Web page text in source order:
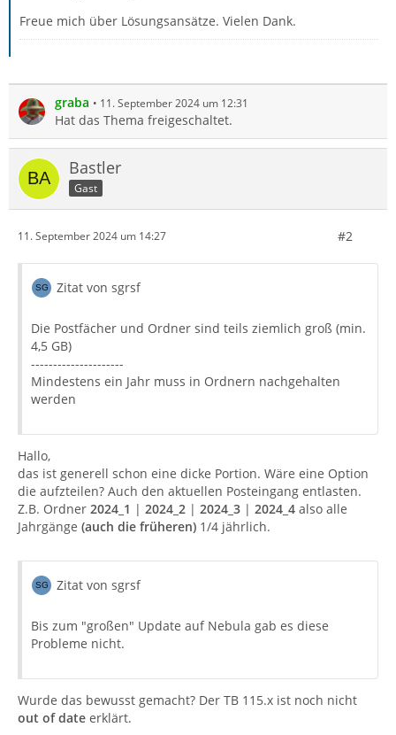
Freue mich über Lösungsansätze. Vielen Dank.
graba 11. September 2024 um 12:31
Hat das Thema freigeschaltet.
Bastler
Gast
11. September 2024 um 14:27 #2
Zitat von sgrsf
Die Postfächer und Ordner sind teils ziemlich groß (min.
4,5 GB)
---------------------
Mindestens ein Jahr muss in Ordnern nachgehalten
werden
Hallo,
das ist generell schon eine dicke Portion. Wäre eine Option
die aufzteilen? Auch den aktuellen Posteingang entlasten.
Z.B. Ordner 2024_1 | 2024_2 | 2024_3 | 2024_4 also alle
Jahrgänge (auch die früheren) 1/4 jährlich.
Zitat von sgrsf
Bis zum "großen" Update auf Nebula gab es diese
Probleme nicht.
Wurde das bewusst gemacht? Der TB 115.x ist noch nicht
out of date erklärt.